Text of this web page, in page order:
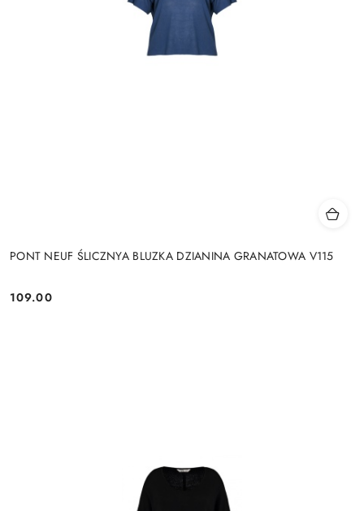
PONT NEUF ŚLICZNYA BLUZKA DZIANINA GRANATOWA V115
Cena:
109.00